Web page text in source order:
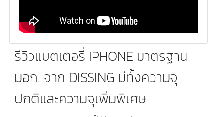
รีวิวแบตเตอรี่ IPHONE มาตรฐาน
มอก. จาก DISSING มีทั้งความจุ
ปกติและความจุเพิ่มพิเศษ